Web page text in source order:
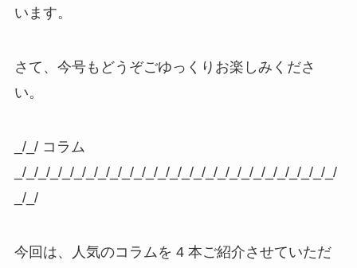
います。
さて、今号もどうぞごゆっくりお楽しみくださ
い。
_/_/ コラム
_/_/_/_/_/_/_/_/_/_/_/_/_/_/_/_/_/_/_/_/_/_/_/_/_/_/_/
_/_/
今回は、人気のコラムを 4 本ご紹介させていただ